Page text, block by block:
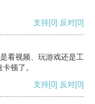
支持[0] 反对[0]
看视频、玩游戏还是工
顿了。
支持[0] 反对[0]